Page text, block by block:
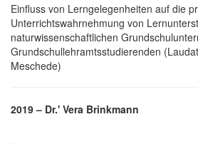
Einfluss von Lerngelegenheiten auf die
Unterrichtswahrnehmung von
naturwissenschaftlichen
Grundschullehramtsstudierenden
Meschede)
2019 – Dr.' Vera Brinkmann